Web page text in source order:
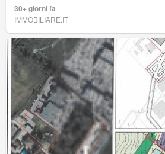
30+ giorni fa
IMMOBILIARE.IT